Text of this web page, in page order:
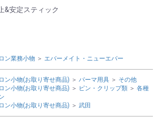
&安定スティック
ン業務小物 ＞ エバーメイト・ニューエバー
ン小物(お取り寄せ商品) ＞ パーマ用具 ＞ その他
ン小物(お取り寄せ商品) ＞ ピン・クリップ類 ＞ 各種
ン小物(お取り寄せ商品) ＞ 武田